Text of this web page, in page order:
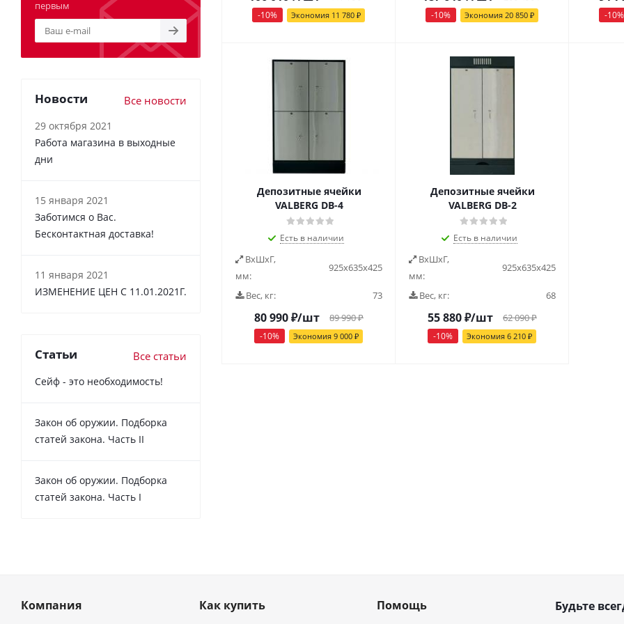
-10% Экономия 11 780 ₽ -10% Экономия 20 850 ₽ -10%
Депозитные ячейки
VALBERG DB-4
Есть в наличии
ВxШxГ,
мм:
925х635х425
Вес, кг: 73
80 990₽/шт 89 990₽
-10% Экономия 9 000 ₽
Депозитные ячейки
VALBERG DB-2
Есть в наличии
ВxШxГ,
мм:
925х635х425
Вес, кг: 68
55 880₽/шт 62 090₽
-10% Экономия 6 210 ₽
первым
Новости Все новости
29 октября 2021
Работа магазина в выходные
дни
15 января 2021
Заботимся о Вас.
Бесконтактная доставка!
11 января 2021
ИЗМЕНЕНИЕ ЦЕН С 11.01.2021Г.
Статьи Все статьи
Сейф - это необходимость!
Закон об оружии. Подборка
статей закона. Часть II
Закон об оружии. Подборка
статей закона. Часть I
Компания Как купить Помощь Будьте